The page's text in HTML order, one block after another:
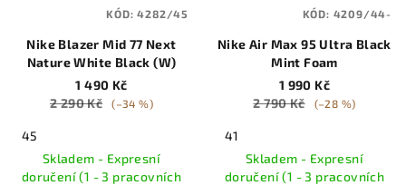
Nike Blazer Mid 77 Next
Nature White Black (W)
1 490 Kč
2 290 Kč
(–34 %)
45
Skladem - Expresní
doručení (1 - 3 pracovních
KÓD:4282/45
Nike Air Max 95 Ultra Black
Mint Foam
1 990 Kč
2 790 Kč
(–28 %)
41
Skladem - Expresní
doručení (1 - 3 pracovních
KÓD: 4209/44-